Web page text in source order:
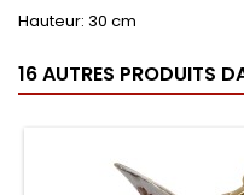
Hauteur: 30 cm
16 AUTRES PRODUITS